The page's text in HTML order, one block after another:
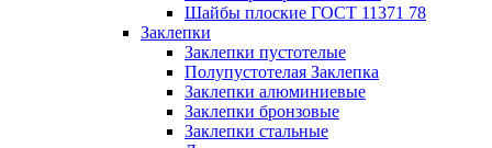
Шайбы плоские ГОСТ 11371 78
Заклепки
Заклепки пустотелые
Полупустотелая Заклепка
Заклепки алюминиевые
Заклепки бронзовые
Заклепки стальные